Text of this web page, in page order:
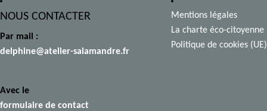
NOUS CONTACTER
Par mail :
delphine@atelier-salamandre.fr
Avec le
formulaire de contact
Mentions légales
La charte éco-citoyenne
Politique de cookies (UE)